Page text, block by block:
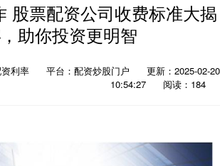
股票配资公司收费标准大揭
助你投资更明智
利率 平台：配资炒股门户
更新：2025-02-20
10:54:27
阅读：184